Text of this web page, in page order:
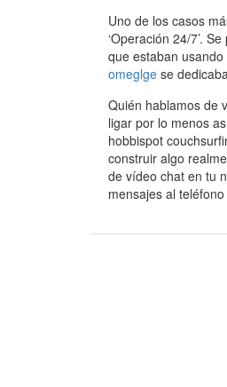
Uno de los casos
‘Operación 24/7’.
que estaban
omeglge se
Quién hablamos de
ligar por lo menos
hobbispot
construir algo
de vídeo chat en tu
mensajes al